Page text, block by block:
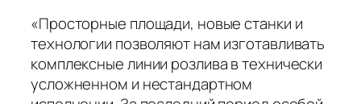
«Просторные площади, новые станки и
технологии позволяют нам изготавливать
комплексные линии розлива в технически
усложненном и нестандартном